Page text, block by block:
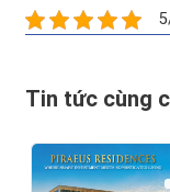
Tin tức cùng